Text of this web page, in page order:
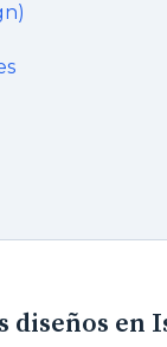
diseños en